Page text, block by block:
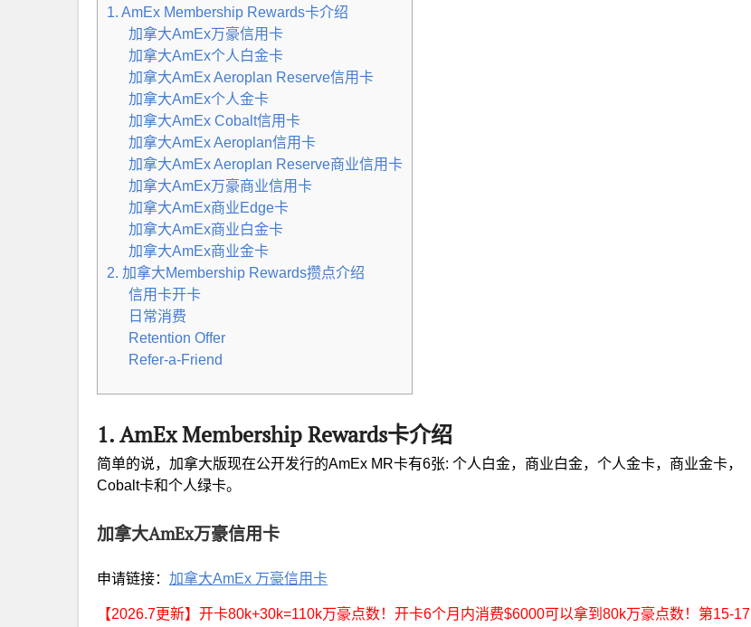
1. AmEx Membership Rewards卡介绍
加拿大AmEx万豪信用卡
加拿大AmEx个人白金卡
加拿大AmEx Aeroplan Reserve信用卡
加拿大AmEx个人金卡
加拿大AmEx Cobalt信用卡
加拿大AmEx Aeroplan信用卡
加拿大AmEx Aeroplan Reserve商业信用卡
加拿大AmEx万豪商业信用卡
加拿大AmEx商业Edge卡
加拿大AmEx商业白金卡
加拿大AmEx商业金卡
2. 加拿大Membership Rewards攒点介绍
信用卡开卡
日常消费
Retention Offer
Refer-a-Friend
1. AmEx Membership Rewards卡介绍
简单的说，加拿大版现在公开发行的AmEx MR卡有6张: 个人白金，商业白金，个人金卡，商业金卡，
Cobalt卡和个人绿卡。
加拿大AmEx万豪信用卡
申请链接： 加拿大AmEx 万豪信用卡
【2026.7更新】开卡80k+30k=110k万豪点数！开卡6个月内消费$6000可以拿到80k万豪点数！第15-17